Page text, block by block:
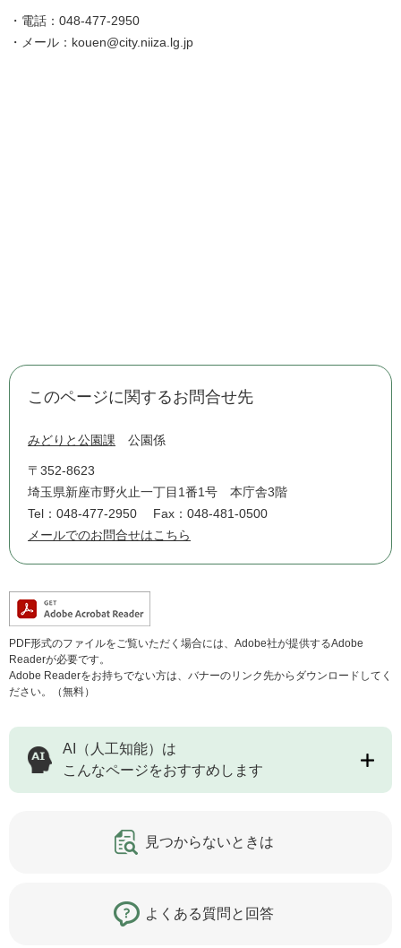
・電話：048-477-2950
・メール：kouen@city.niiza.lg.jp
このページに関するお問合せ先
みどりと公園課 公園係
〒352-8623
埼玉県新座市野火止一丁目1番1号 本庁舎3階
Tel：048-477-2950
Fax：048-481-0500
メールでのお問合せはこちら
PDF形式のファイルをご覧いただく場合には、Adobe社が提供するAdobe
Readerが必要です。
Adobe Readerをお持ちでない方は、バナーのリンク先からダウンロードしてく
ださい。（無料）
AI（人工知能）は
こんなページをおすすめします
見つからないときは
よくある質問と回答